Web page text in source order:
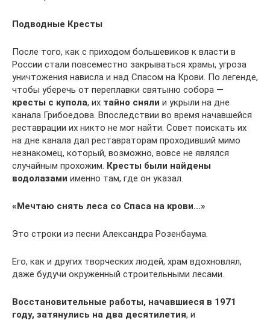
Подводные Кресты
После того, как с приходом большевиков к власти в
России стали повсеместно закрываться храмы, угроза
уничтожения нависла и над Спасом на Крови. По легенде,
чтобы уберечь от переплавки святыню собора —
кресты с купола, их тайно сняли и укрыли на дне
канала Грибоедова. Впоследствии во время начавшейся
реставрации их никто не мог найти. Совет поискать их
на дне канала дал реставраторам проходивший мимо
незнакомец, который, возможно, вовсе не являлся
случайным прохожим. Кресты были найдены
водолазами именно там, где он указал.
«Мечтаю снять леса со Спаса на крови…»
Это строки из песни Александра Розенбаума.
Его, как и других творческих людей, храм вдохновлял,
даже будучи окруженный строительными лесами.
Восстановительные работы, начавшиеся в 1971
году, затянулись на два десятилетия, и